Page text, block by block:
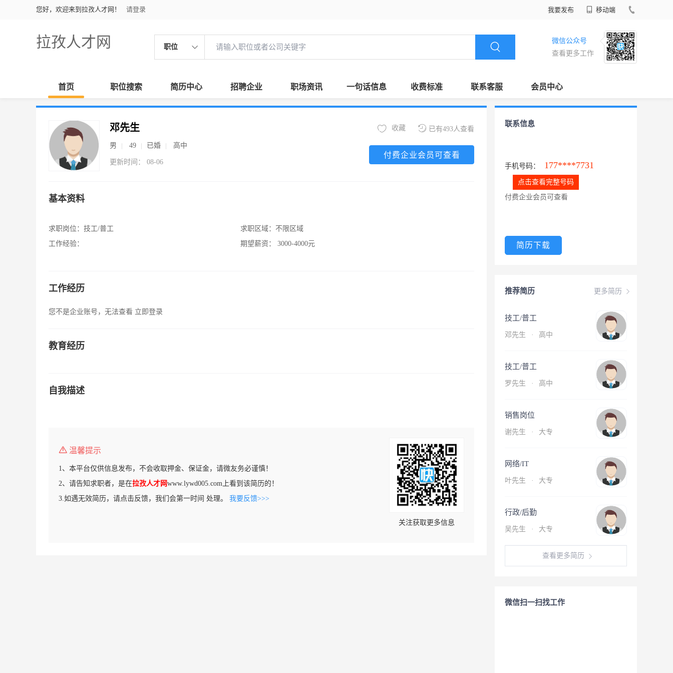
您好，欢迎来到拉孜人才网！ 请登录 我要发布 移动端
拉孜人才网 职位
微信公众号
查看更多工作
首页 职位搜索 简历中心 招聘企业 职场资讯 一句话信息 收费标准 联系客服 会员中心
邓先生
男 49 已婚 高中
更新时间： 08-06
已有493人查看
收藏
付费企业会员可查看
基本资料
求职岗位： 技工/普工
工作经验：
求职区域： 不限区域
期望薪资：
3000-4000元
工作经历
您不是企业账号，无法查看 立即登录
教育经历
自我描述
温馨提示
1、本平台仅供信息发布，不会收取押金、保证金，请微友务必谨慎！
2、请告知求职者，是在拉孜人才网www.lywd005.com上看到该简历的！
3.如遇无效简历，请点击反馈，我们会第一时间 处理。 我要反馈>>>
关注获取更多信息
联系信息
手机号码： 177****7731
点击查看完整号码
付费企业会员可查看
简历下载
更多简历
推荐简历
技工/普工
邓先生 · 高中
技工/普工
罗先生 · 高中
销售岗位
谢先生 · 大专
网络/IT
叶先生 · 大专
行政/后勤
吴先生 · 大专
查看更多简历
微信扫一扫找工作